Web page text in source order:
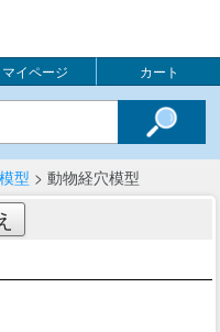
マイページ カート
型 > 動物経穴模型